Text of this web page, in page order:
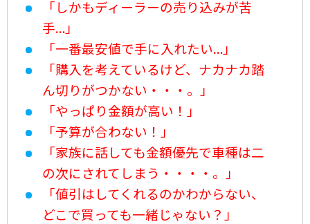
「しかもディーラーの売り込みが苦
手…」
「一番最安値で手に入れたい…」
「購入を考えているけど、ナカナカ踏
ん切りがつかない・・・。」
「やっぱり金額が高い！」
「予算が合わない！」
「家族に話しても金額優先で車種は二
の次にされてしまう・・・・。」
「値引はしてくれるのかわからない、
どこで買っても一緒じゃない？」